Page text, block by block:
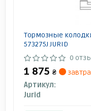
Тормозные
573275J JURID
0
1 875 ₴
завтра
Артикул:
Jurid